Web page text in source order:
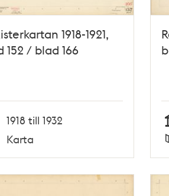
1918-1921,
152 / blad 166
1918 till 1932
Karta